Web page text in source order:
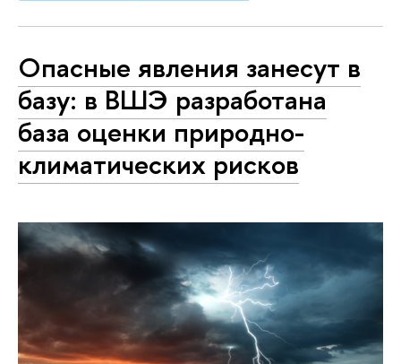
Опасные явления занесут в
базу: в ВШЭ разработана
база оценки природно-
климатических рисков